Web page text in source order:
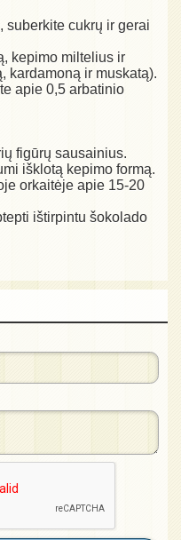
suberkite cukrų ir gerai
kepimo miltelius ir
kardamoną ir muskatą).
apie 0,5 arbatinio
figūrų sausainius.
išklotą kepimo formą.
orkaitėje apie 15-20
ištirpintu šokolado